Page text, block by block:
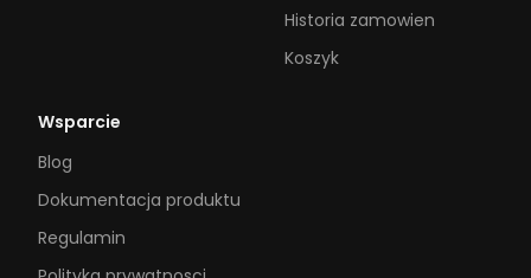
Historia zamowien
Koszyk
Wsparcie
Blog
Dokumentacja produktu
Regulamin